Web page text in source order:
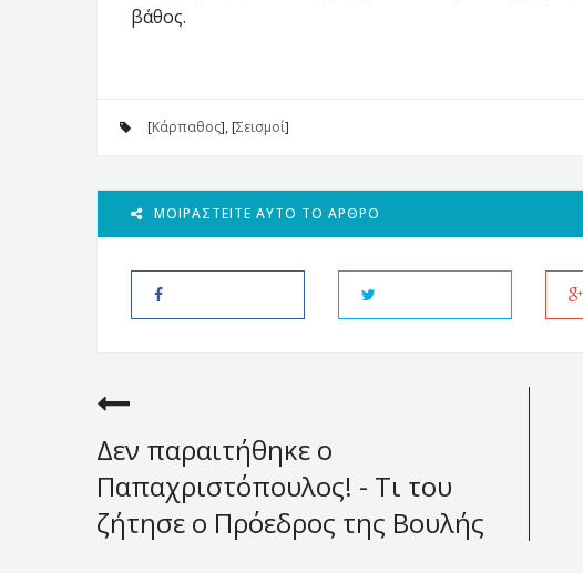
βάθος.
[Κάρπαθος], [Σεισμοί]
ΜΟΙΡΑΣΤΕΊΤΕ ΑΥΤΌ ΤΟ ΆΡΘΡΟ
Δεν παραιτήθηκε ο
Παπαχριστόπουλος! - Τι του
ζήτησε ο Πρόεδρος της Βουλής